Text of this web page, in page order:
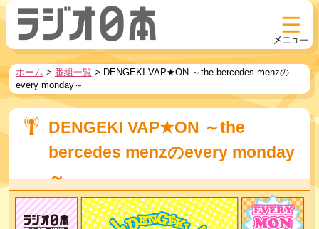
ホーム > 番組一覧 > DENGEKI VAP★ON ～the bercedes menzの
every monday～
DENGEKI VAP★ON ～the
bercedes menzのevery monday
～